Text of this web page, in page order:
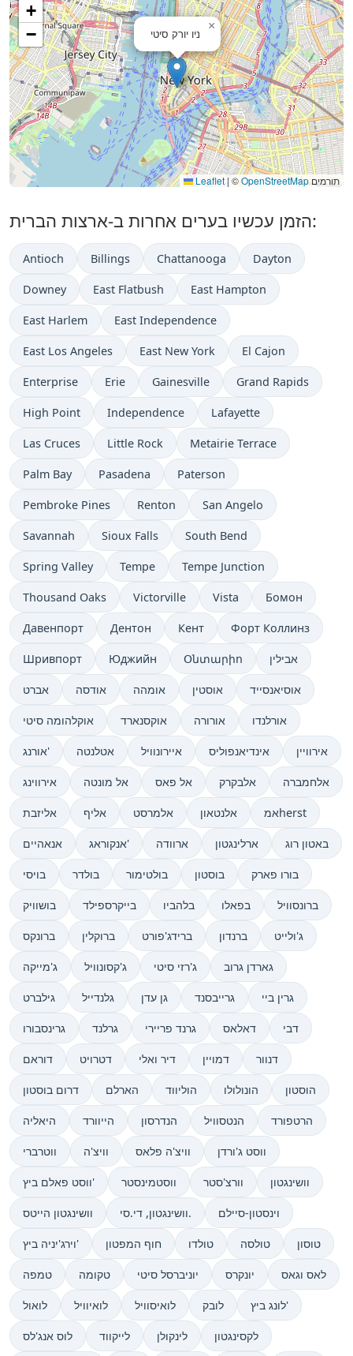
ניו יורק סיטי
×
+
−
Leaflet | ©OpenStreetMap תורמים
הזמן עכשיו בערים אחרות ב-ארצות הברית:
Antioch Billings Chattanooga Dayton
Downey East Flatbush East Hampton
East Harlem East Independence
East Los Angeles East New York El Cajon
Enterprise Erie Gainesville Grand Rapids
High Point Independence Lafayette
Las Cruces Little Rock Metairie Terrace
Palm Bay Pasadena Paterson
Pembroke Pines Renton San Angelo
Savannah Sioux Falls South Bend
Spring Valley Tempe Tempe Junction
Thousand Oaks Victorville Vista Бомон
Давенпорт Дентон Кент Форт Коллинз
Шривпорт Юджийн Օնտարիո אבילין
אברט אודסה אומהה אוסטין אוסיאנסייד
אוקלהומה סיטי אוקסנארד אורורה אורלנדו
אורנג' אטלנטה איירונוויל אינדיאנפוליס אירוויין
אירווינג אל מונטה אל פאס אלבקרק אלחמברה
אליזבת אליף אלמרסט אלנטאון אמherst
אנאהיים אנקוראג' ארוודה ארלינגטון באטון רוג
בויסי בולדר בולטימור בוסטון בורו פארק
בושוויק בייקרספילד בלהביו בפאלו ברונסוויל
ברונקס ברוקלין ברידג'פורט ברנדון ג'ולייט
ג'מייקה ג'קסונוויל ג'רזי סיטי גארדן גרוב
גילברט גלנדייל גן עדן גרייבסנד גרין ביי
גרינסבורו גרלנד גרנד פריירי דאלאס דבי
דוראם דטרויט דיר ואלי דמויין דנוור
דרום בוסטון הארלם הוליווד הונולולו הוסטון
היאליה הייוורד הנדרסון הנטסוויל הרטפורד
ווטרברי וויצ'ה וויצ'ה פלאס ווסט ג'ורדן
ווסט פאלם ביץ' ווסטמינסטר וורצ'סטר וושינגטון
וושינגטון הייטס וושינגטון, די.סי. וינסטון-סיילם
וירג'יניה ביץ' חוף המפטון טולדו טולסה טוסון
טמפה טקומה יוניברסל סיטי יונקרס לאס וגאס
לואול לואיוויל לואיסוויל לובק לונג ביץ'
לוס אנג'לס לייקווד לינקולן לקסינגטון